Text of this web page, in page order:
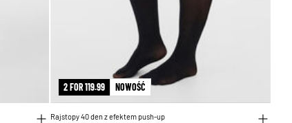
2 FOR 119.99 NOWOŚĆ
Rajstopy 40 den z efektem push-up